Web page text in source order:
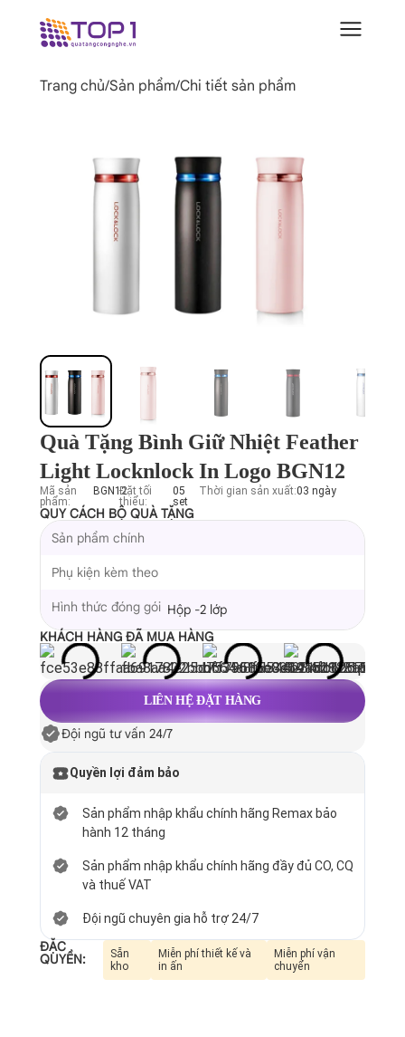
Trang chủ/Sản phẩm/Chi tiết sản phẩm
Quà Tặng Bình Giữ Nhiệt Feather
Light Locknlock In Logo BGN12
Mã sản
phẩm:
BGN12Đặt tối
thiểu:
05
set
Thời gian sản xuất:03 ngày
QUY CÁCH BỘ QUÀ TẶNG
Sản phẩm chính
Phụ kiện kèm theo
Hình thức đóng gói Hộp -2 lớp
KHÁCH HÀNG ĐÃ MUA HÀNG
LIÊN HỆ ĐẶT HÀNG
Đội ngũ tư vấn 24/7
Quyền lợi đảm bảo
Sản phẩm nhập khẩu chính hãng Remax bảo
hành 12 tháng
Sản phẩm nhập khẩu chính hãng đầy đủ CO, CQ
và thuế VAT
Đội ngũ chuyên gia hỗ trợ 24/7
ĐẶC
QUYỀN:
Sẵn
kho
Miễn phí thiết kế và
in ấn
Miễn phí vận
chuyển